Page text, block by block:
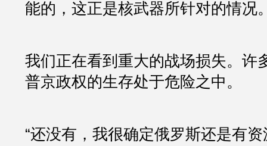
能的，这正是核武器所针对的情况
我们正在看到重大的战场损失。许
普京政权的生存处于危险之中。
“还没有，我很确定俄罗斯还是有